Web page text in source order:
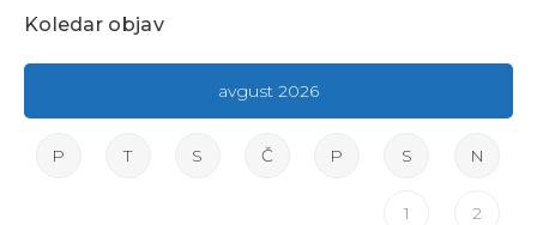
Koledar objav
avgust 2026
P T S Č P S N
1 2